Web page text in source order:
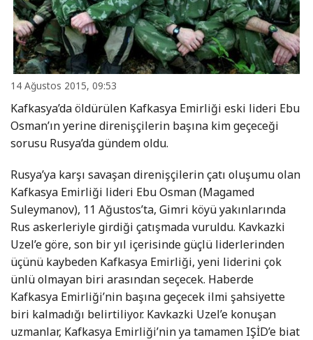
14 Ağustos 2015, 09:53
Kafkasya’da öldürülen Kafkasya Emirliği eski lideri Ebu
Osman’ın yerine direnişçilerin başına kim geçeceği
sorusu Rusya’da gündem oldu.
Rusya’ya karşı savaşan direnişçilerin çatı oluşumu olan
Kafkasya Emirliği lideri Ebu Osman (Magamed
Suleymanov), 11 Ağustos’ta, Gimri köyü yakınlarında
Rus askerleriyle girdiği çatışmada vuruldu. Kavkazki
Uzel’e göre, son bir yıl içerisinde güçlü liderlerinden
üçünü kaybeden Kafkasya Emirliği, yeni liderini çok
ünlü olmayan biri arasından seçecek. Haberde
Kafkasya Emirliği’nin başına geçecek ilmi şahsiyette
biri kalmadığı belirtiliyor. Kavkazki Uzel’e konuşan
uzmanlar, Kafkasya Emirliği’nin ya tamamen IŞİD’e biat